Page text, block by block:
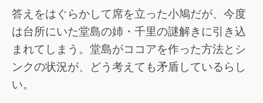
答えをはぐらかして席を立った小鳩だが、今度
は台所にいた堂島の姉・千里の謎解きに引き込
まれてしまう。堂島がココアを作った方法とシ
ンクの状況が、どう考えても矛盾しているらし
い。